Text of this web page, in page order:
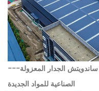
الصناعية للمواد الجديدة